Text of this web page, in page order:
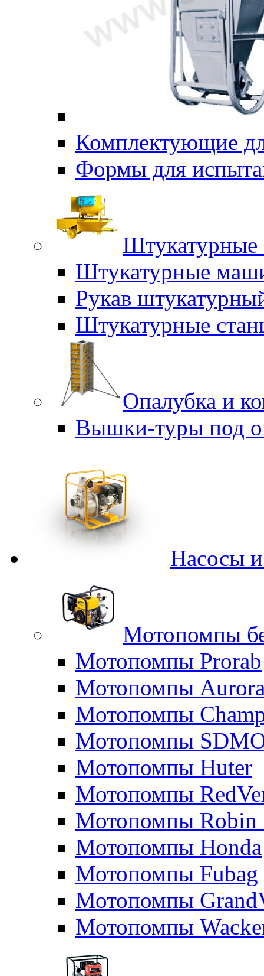
Комплектующие
Формы для
Штукатурные
Штукатурные
Рукав
Штукатурные
Опалубка и
Вышки-туры под
Насосы
Мотопомпы
Мотопомпы Prorab
Мотопомпы
Мотопомпы
Мотопомпы
Мотопомпы Huter
Мотопомпы
Мотопомпы Robin
Мотопомпы Honda
Мотопомпы Fubag
Мотопомпы
Мотопомпы